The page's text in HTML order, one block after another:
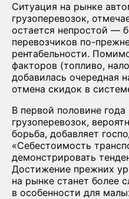
Ситуация на рынке
грузоперевозок,
остается непростой —
перевозчиков по-
рентабельности.
факторов (топливо,
добавилась очередная
отмена скидок в
В первой половине
грузоперевозок,
борьба, добавляет
«Себестоимость
демонстрировать
Достижение прежних
на рынке станет более
в особенности для